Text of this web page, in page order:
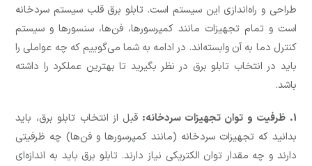
طراحی و راه‌اندازی این سیستم است. تابلو برق قلب سیستم سردخانه
است و تمام تجهیزات مانند کمپرسورها، فن‌ها، سنسورها و سیستم
کنترل دما به آن وابسته‌اند. در ادامه به شما می‌گوییم که چه عواملی را
باید در انتخاب تابلو برق در نظر بگیرید تا بهترین عملکرد را داشته
باشد.
1. ظرفیت و توان تجهیزات سردخانه:
قبل از انتخاب تابلو برق، باید
بدانید که تجهیزات سردخانه (مانند کمپرسورها و فن‌ها) چه ظرفیتی
دارند و چه مقدار توان الکتریکی نیاز دارند. تابلو برق باید به اندازه‌ای